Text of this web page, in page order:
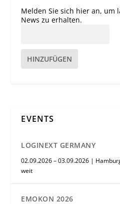
Melden Sie sich hier an, um
News zu erhalten.
HINZUFÜGEN
EVENTS
LOGINEXT GERMANY
02.09.2026 – 03.09.2026 |
weit
EMOKON 2026